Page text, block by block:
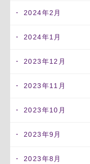
2024年2月
2024年1月
2023年12月
2023年11月
2023年10月
2023年9月
2023年8月